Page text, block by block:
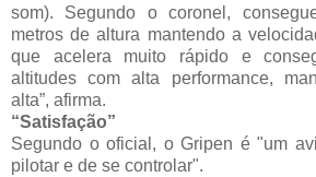
som). Segundo o coronel,
metros de altura mantendo a
que acelera muito rápido e
altitudes com alta performance,
alta”, afirma.
“Satisfação”
Segundo o oficial, o Gripen é "um
pilotar e de se controlar".